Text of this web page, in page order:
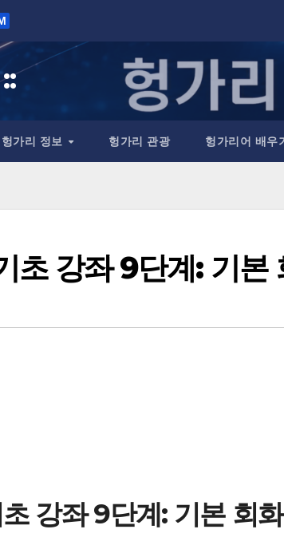
헝가리 정보 헝가리 관광 헝가리어 배우
초 강좌 9단계: 기본
강좌 9단계: 기본 회